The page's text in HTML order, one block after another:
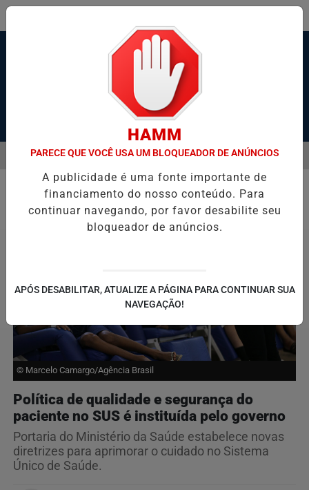
Pesquisar Notícia
SÃO VICENTE E GUARUJÁ MELHORAM DESEMPENHO
EM ALTA
MENU
Saúde
© Marcelo Camargo/Agência Brasil
Política de qualidade e segurança do
paciente no SUS é instituída pelo governo
Portaria do Ministério da Saúde estabelece novas
diretrizes para aprimorar o cuidado no Sistema
Único de Saúde.
HAMM
PARECE QUE VOCÊ USA UM BLOQUEADOR DE ANÚNCIOS
A publicidade é uma fonte importante de
financiamento do nosso conteúdo. Para
continuar navegando, por favor desabilite seu
bloqueador de anúncios.
APÓS DESABILITAR, ATUALIZE A PÁGINA PARA CONTINUAR SUA
NAVEGAÇÃO!